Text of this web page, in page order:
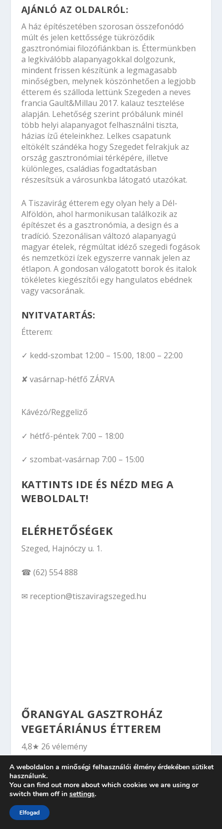
AJÁNLÓ AZ OLDALRÓL:
A ház építészetében szorosan összefonódó
múlt és jelen kettőssége tükröződik
gasztronómiai filozófiánkban is. Éttermünkben
a legkiválóbb alapanyagokkal dolgozunk,
mindent frissen készítünk a legmagasabb
minőségben, melynek köszönhetően a legjobb
étterem és szálloda lettünk Szegeden a neves
francia Gault&Millau 2017. kalauz tesztelése
alapján. Lehetőség szerint próbálunk minél
több helyi alapanyagot felhasználni tiszta,
házias ízű ételeinkhez. Lelkes csapatunk
eltökélt szándéka hogy Szegedet felrakjuk az
ország gasztronómiai térképére, illetve
különleges, családias fogadtatásban
részesítsük a városunkba látogató utazókat.
A Tiszavirág étterem egy olyan hely a Dél-
Alföldön, ahol harmonikusan találkozik az
építészet és a gasztronómia, a design és a
tradíció. Szezonálisan változó alapanyagú
magyar ételek, régmúltat idéző szegedi fogások
és nemzetközi ízek egyszerre vannak jelen az
étlapon. A gondosan válogatott borok és italok
tökéletes kiegészítői egy hangulatos ebédnek
vagy vacsorának.
NYITVATARTÁS:
Étterem:
✓ kedd-szombat 12:00 – 15:00, 18:00 – 22:00
✘ vasárnap-hétfő ZÁRVA
Kávézó/Reggeliző
✓ hétfő-péntek 7:00 – 18:00
✓ szombat-vasárnap 7:00 – 15:00
KATTINTS IDE ÉS NÉZD MEG A
WEBOLDALT!
ELÉRHETŐSÉGEK
Szeged, Hajnóczy u. 1.
☎ (62) 554 888
✉ reception@tiszaviragszeged.hu
ŐRANGYAL GASZTROHÁZ
VEGETÁRIÁNUS ÉTTEREM
4,8★ 26 vélemény
LEVESEK:
Szejtános gulyásleves 690 HUF
Zöldség krémleves hajdina gombóccal 690 HUF
A weboldalon a minőségi felhasználói élmény érdekében sütiket
használunk.
You can find out more about which cookies we are using or
switch them off in settings.
Elfogad